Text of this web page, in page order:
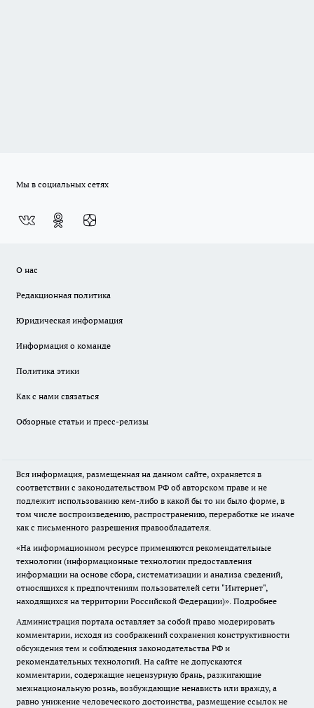
Мы в социальных сетях
О нас
Редакционная политика
Юридическая информация
Информация о команде
Политика этики
Как с нами связаться
Обзорные статьи и пресс-релизы
Вся информация, размещенная на данном сайте, охраняется в
соответствии с законодательством РФ об авторском праве и не
подлежит использованию кем-либо в какой бы то ни было форме, в
том числе воспроизведению, распространению, переработке не иначе
как с письменного разрешения правообладателя.
«На информационном ресурсе применяются рекомендательные
технологии (информационные технологии предоставления
информации на основе сбора, систематизации и анализа сведений,
относящихся к предпочтениям пользователей сети "Интернет",
находящихся на территории Российской Федерации)». Подробнее
Администрация портала оставляет за собой право модерировать
комментарии, исходя из соображений сохранения конструктивности
обсуждения тем и соблюдения законодательства РФ и
рекомендательных технологий. На сайте не допускаются
комментарии, содержащие нецензурную брань, разжигающие
межнациональную рознь, возбуждающие ненависть или вражду, а
равно унижение человеческого достоинства, размещение ссылок не